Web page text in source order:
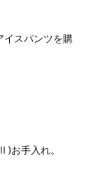
イスパンツを購
お手入れ。